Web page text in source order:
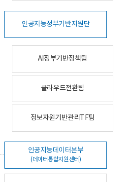
인공지능정부기반지원단
AI정부기반정책팀
클라우드전환팀
정보자원기반관리TF팀
인공지능데이터본부
(데이터통합지원센터)